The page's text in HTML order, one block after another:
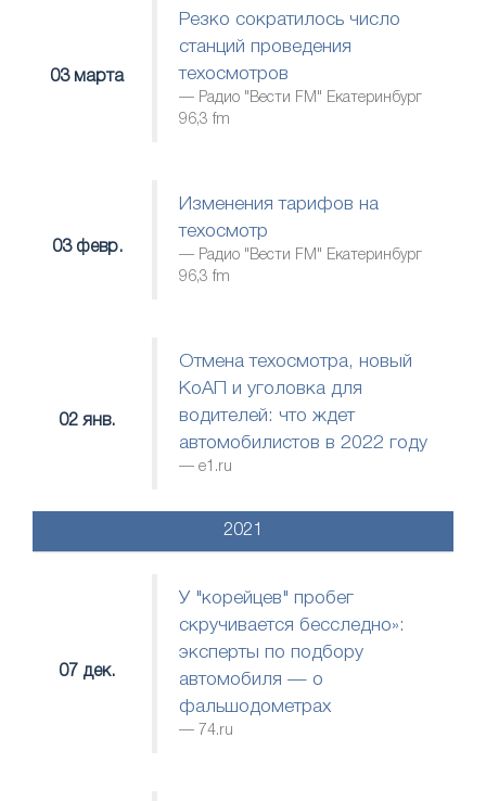
03 марта
Резко сократилось число
станций проведения
техосмотров
Радио "Вести FM" Екатеринбург
96,3 fm
03 февр.
Изменения тарифов на
техосмотр
Радио "Вести FM" Екатеринбург
96,3 fm
02 янв.
Отмена техосмотра, новый
КоАП и уголовка для
водителей: что ждет
автомобилистов в 2022 году
е1.ru
2021
07 дек.
У "корейцев" пробег
скручивается бесследно»:
эксперты по подбору
автомобиля — о
фальшодометрах
74.ru